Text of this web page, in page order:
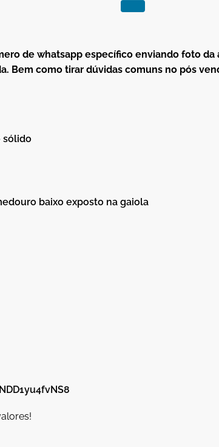
de whatsapp específico enviando foto
Bem como tirar dúvidas comuns no pós
sólido
baixo exposto na gaiola